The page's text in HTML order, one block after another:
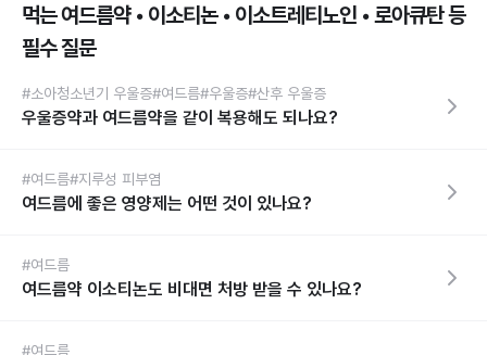
먹는 여드름약 • 이소티논 • 이소트레티노인 • 로아큐탄 등
필수 질문
#소아청소년기 우울증#여드름#우울증#산후 우울증
우울증약과 여드름약을 같이 복용해도 되나요?
#여드름#지루성 피부염
여드름에 좋은 영양제는 어떤 것이 있나요?
#여드름
여드름약 이소티논도 비대면 처방 받을 수 있나요?
#여드름